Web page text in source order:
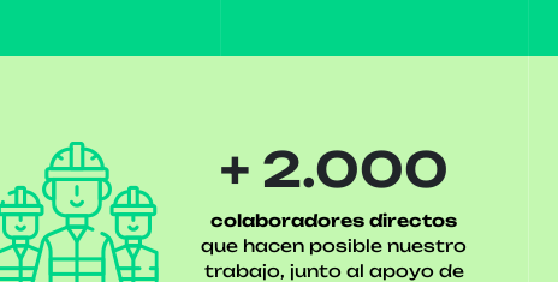
+ 2.000
colaboradores directos
que hacen posible nuestro
trabajo, junto al apoyo de